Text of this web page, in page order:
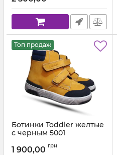
Топ продаж
Ботинки Toddler желтые
с черным 5001
1 900,00 грн